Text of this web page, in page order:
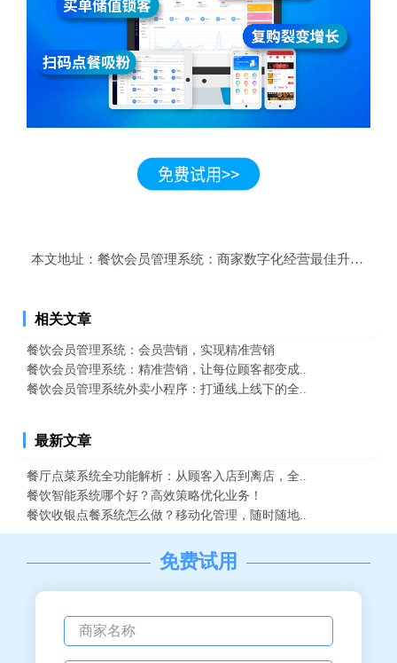
本文地址： 餐饮会员管理系统：商家数字化经营最佳升级解决
相关文章
餐饮会员管理系统：会员营销，实现精准营销
餐饮会员管理系统：精准营销，让每位顾客都变成..
餐饮会员管理系统外卖小程序：打通线上线下的全..
最新文章
餐厅点菜系统全功能解析：从顾客入店到离店，全..
餐饮智能系统哪个好？高效策略优化业务！
餐饮收银点餐系统怎么做？移动化管理，随时随地..
免费试用